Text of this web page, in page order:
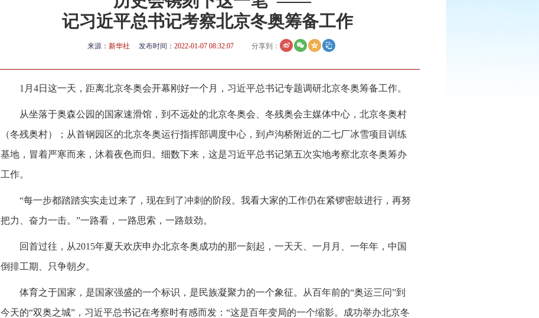
记习近平总书记考察北京冬奥筹备工作
来源： 新华社 发布时间： 2022-01-07 08:32:07 分享到：
1月4日这一天，距离北京冬奥会开幕刚好一个月，习近平总书记专题调研北京冬奥筹备工作。
从坐落于奥森公园的国家速滑馆，到不远处的北京冬奥会、冬残奥会主媒体中心，北京冬奥村
（冬残奥村）；从首钢园区的北京冬奥运行指挥部调度中心，到卢沟桥附近的二七厂冰雪项目训练
基地，冒着严寒而来，沐着夜色而归。细数下来，这是习近平总书记第五次实地考察北京冬奥筹办
工作。
“每一步都踏踏实实走过来了，现在到了冲刺的阶段。我看大家的工作仍在紧锣密鼓进行，再努
把力、奋力一击。”一路看，一路思索，一路鼓劲。
回首过往，从2015年夏天欢庆申办北京冬奥成功的那一刻起，一天天、一月月、一年年，中国
倒排工期、只争朝夕。
体育之于国家，是国家强盛的一个标识，是民族凝聚力的一个象征。从百年前的“奥运三问”到
今天的“双奥之城”，习近平总书记在考察时有感而发：“这是百年变局的一个缩影。成功举办北京冬